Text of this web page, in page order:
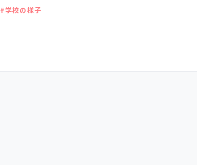
をアップしていきます。 まずは、グループAの1日目で
#学校の様子